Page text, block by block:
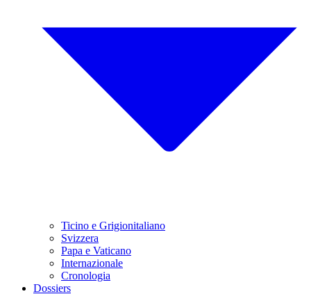
Ticino e Grigionitaliano
Svizzera
Papa e Vaticano
Internazionale
Cronologia
Dossiers